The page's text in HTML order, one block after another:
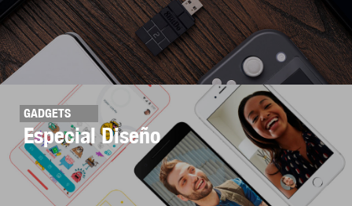
GADGETS
Especial Diseño